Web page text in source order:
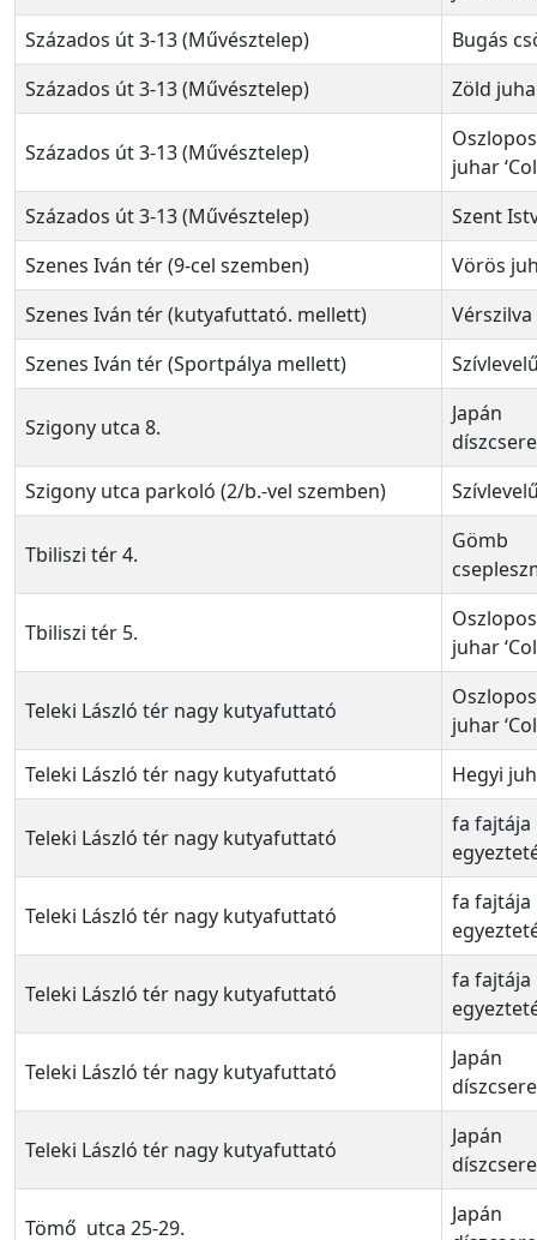
Százados út 3-13 (Művésztelep)
Bugás
Százados út 3-13 (Művésztelep)
Zöld
Százados út 3-13 (Művésztelep)
juhar
Százados út 3-13 (Művésztelep)
Szent
Szenes Iván tér (9-cel szemben)
Vörös
Szenes Iván tér (kutyafuttató. mellett)
Vérszilva
Szenes Iván tér (Sportpálya mellett)
Szigony utca 8.
Japán
Szigony utca parkoló (2/b.-vel szemben)
Tbiliszi tér 4.
Gömb
Tbiliszi tér 5.
juhar
Teleki László tér nagy kutyafuttató
juhar
Teleki László tér nagy kutyafuttató
Hegyi
Teleki László tér nagy kutyafuttató
fa fajtája
Teleki László tér nagy kutyafuttató
fa fajtája
Teleki László tér nagy kutyafuttató
fa fajtája
Teleki László tér nagy kutyafuttató
Japán
Teleki László tér nagy kutyafuttató
Japán
Tömő utca 25-29.
Japán